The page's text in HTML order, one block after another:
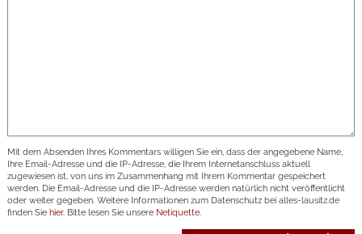
Mit dem Absenden Ihres Kommentars willigen Sie ein, dass der angegebene Name,
Ihre Email-Adresse und die IP-Adresse, die Ihrem Internetanschluss aktuell
zugewiesen ist, von uns im Zusammenhang mit Ihrem Kommentar gespeichert
werden. Die Email-Adresse und die IP-Adresse werden natürlich nicht veröffentlicht
oder weiter gegeben. Weitere Informationen zum Datenschutz bei alles-lausitz.de
finden Sie hier. Bitte lesen Sie unsere Netiquette.